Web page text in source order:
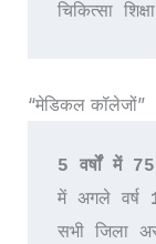
चिकित्सा
“मेडिकल कॉलेजों”
5 वर्षों में
में अगले वर्ष
सभी जिला